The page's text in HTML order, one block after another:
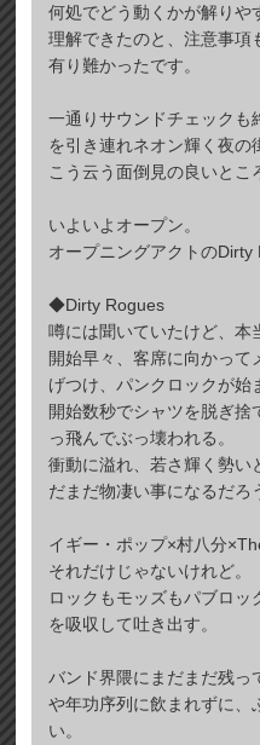
何処でどう動くかが解りや
理解できたのと、注意事項
有り難かったです。
一通りサウンドチェックも
を引き連れネオン輝く夜の
こう云う面倒見の良いとこ
いよいよオープン。
オープニングアクトのDirty
◆Dirty Rogues
噂には聞いていたけど、本
開始早々、客席に向かって
げつけ、パンクロックが始
開始数秒でシャツを脱ぎ捨
っ飛んでぶっ壊われる。
衝動に溢れ、若さ輝く勢い
だまだ物凄い事になるだろ
イギー・ポップ×村八分
それだけじゃないけれど。
ロックもモッズもパブロッ
を吸収して吐き出す。
バンド界隈にまだまだ残っ
や年功序列に飲まれずに、
い。